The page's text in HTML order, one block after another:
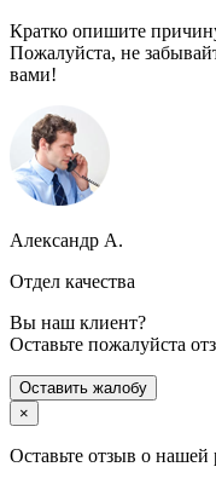
Кратко опишите
Пожалуйста, не
вами!
Александр А.
Отдел качества
Вы наш клиент?
Оставьте пожалуйста
Оставить жалобу
×
Оставьте отзыв о нашей